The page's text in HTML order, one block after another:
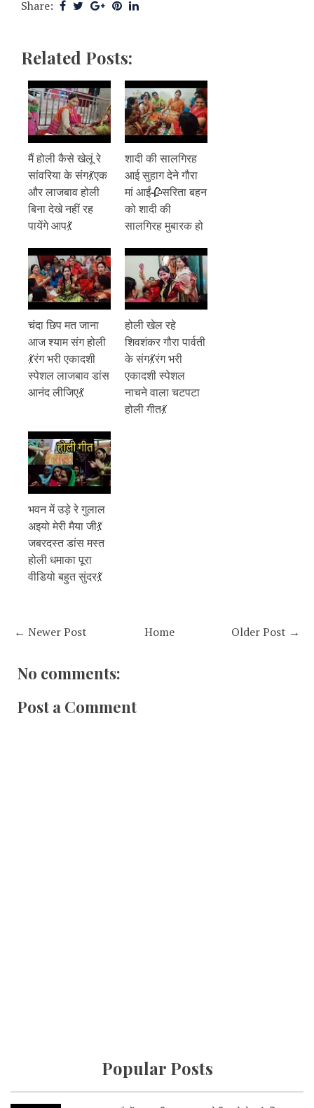
Share:
Related Posts:
मैं होली कैसे खेलूं रे
सांवरिया के संग💃एक
और लाजबाव होली
बिना देखे नहीं रह
पायेंगे आप💃
शादी की सालगिरह
आई सुहाग देने गौरा
मां आईं🥀सरिता बहन
को शादी की
सालगिरह मुबारक हो
चंदा छिप मत जाना
आज श्याम संग होली
💃रंग भरी एकादशी
स्पेशल लाजबाव डांस
आनंद लीजिए💃
होली खेल रहे
शिवशंकर गौरा पार्वती
के संग💃रंग भरी
एकादशी स्पेशल
नाचने वाला चटपटा
होली गीत💃
भवन में उड़े रे गुलाल
अइयो मेरी मैया जी💃
जबरदस्त डांस मस्त
होली धमाका पूरा
वीडियो बहुत सुंदर💃
← Newer Post Older Post →
Home
No comments:
Post a Comment
Popular Posts